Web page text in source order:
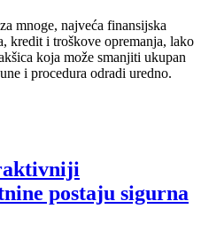
mnoge, najveća finansijska
kredit i troškove opremanja, lako
koja može smanjiti ukupan
i procedura odradi uredno.
postaju sigurna